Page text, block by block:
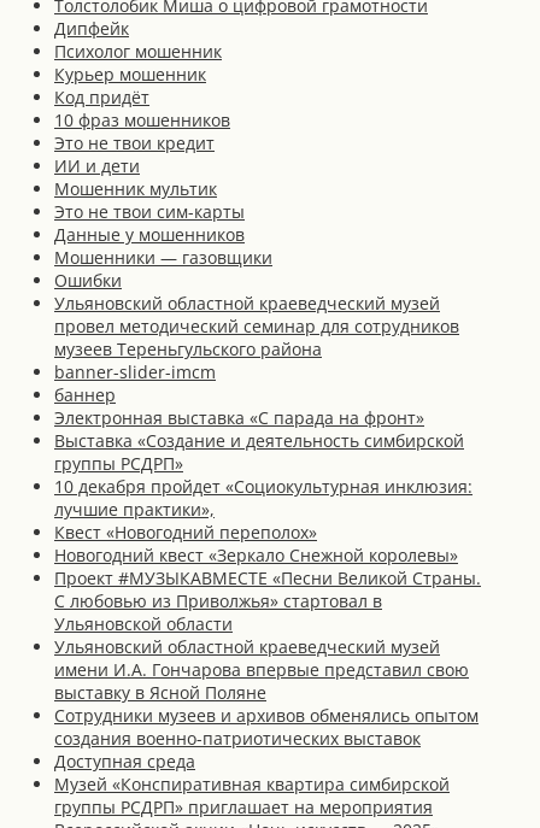
Толстолобик Миша о цифровой грамотности
Дипфейк
Психолог мошенник
Курьер мошенник
Код придёт
10 фраз мошенников
Это не твои кредит
ИИ и дети
Мошенник мультик
Это не твои сим-карты
Данные у мошенников
Мошенники — газовщики
Ошибки
Ульяновский областной краеведческий музей
провел методический семинар для сотрудников
музеев Тереньгульского района
banner-slider-imcm
баннер
Электронная выставка «С парада на фронт»
Выставка «Создание и деятельность симбирской
группы РСДРП»
10 декабря пройдет «Социокультурная инклюзия:
лучшие практики»,
Квест «Новогодний переполох»
Новогодний квест «Зеркало Снежной королевы»
Проект #МУЗЫКАВМЕСТЕ «Песни Великой Страны.
С любовью из Приволжья» стартовал в
Ульяновской области
Ульяновский областной краеведческий музей
имени И.А. Гончарова впервые представил свою
выставку в Ясной Поляне
Сотрудники музеев и архивов обменялись опытом
создания военно-патриотических выставок
Доступная среда
Музей «Конспиративная квартира симбирской
группы РСДРП» приглашает на мероприятия